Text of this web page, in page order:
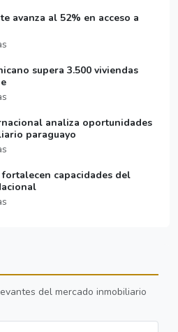
avanza al 52% en acceso a
supera 3.500 viviendas
analiza oportunidades
paraguayo
fortalecen capacidades del
del mercado inmobiliario